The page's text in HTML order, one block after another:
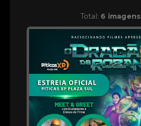
Total: 6 imagens